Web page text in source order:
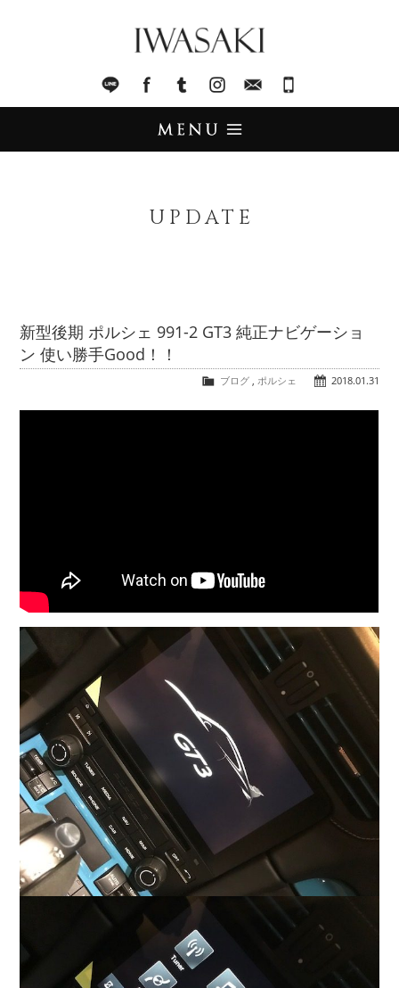
LINE facebook Tumblr InstagramMail
買取査定
COMPANY
UPDATE
新型後期 ポルシェ 991-2 GT3 純正ナビゲーショ
ン 使い勝手Good！！
2018.01.31
ブログ, ポルシェ